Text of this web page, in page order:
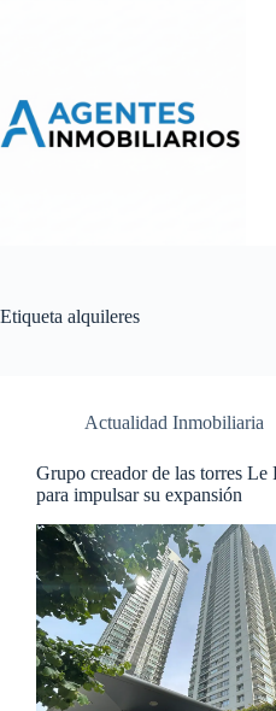
Etiqueta alquileres
Actualidad Inmobiliaria
Grupo creador de las torres Le
para impulsar su expansión